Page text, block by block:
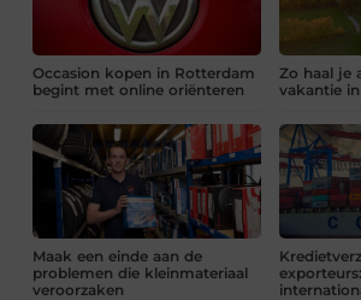
Occasion kopen in Rotterdam
begint met online oriënteren
Zo haal je
vakantie
Maak een einde aan de
problemen die kleinmateriaal
veroorzaken